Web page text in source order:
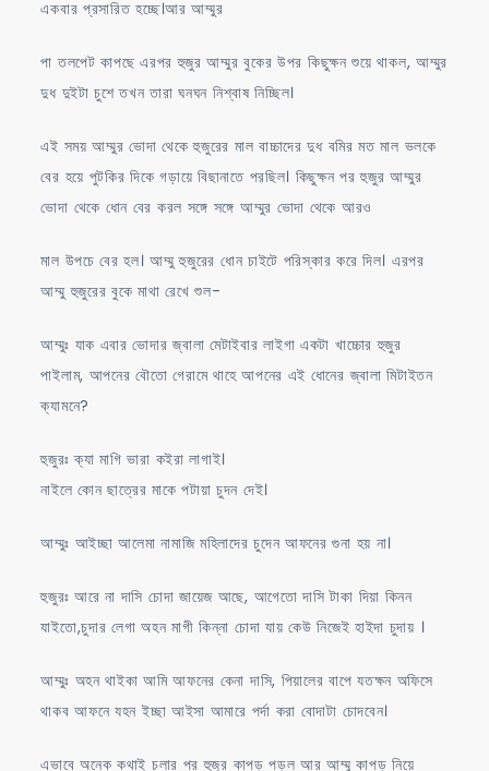
একবার প্রসারিত হচ্ছে।আর আম্মুর
পা তলপেট কাপছে এরপর হুজুর আম্মুর বুকের উপর কিছুক্ষন শুয়ে থাকল, আম্মুর
দুধ দুইটা চুশে তখন তারা ঘনঘন নিশ্বাষ নিচ্ছিল।
এই সময় আম্মুর ভোদা থেকে হুজুরের মাল বাচ্চাদের দুধ বমির মত মাল ভলকে
বের হয়ে পুটকির দিকে গড়ায়ে বিছানাতে পরছিল। কিছুক্ষন পর হুজুর আম্মুর
ভোদা থেকে ধোন বের করল সঙ্গে সঙ্গে আম্মুর ভোদা থেকে আরও
মাল উপচে বের হল। আম্মু হুজুরের ধোন চাইটে পরিস্কার করে দিল। এরপর
আম্মু হুজুরের বুকে মাথা রেখে শুল-
আম্মুঃ যাক এবার ভোদার জ্বালা মেটাইবার লাইগা একটা খাচ্চোর হুজুর
পাইলাম, আপনের বৌতো গেরামে থাহে আপনের এই ধোনের জ্বালা মিটাইতন
ক্যামনে?
হুজুরঃ ক্যা মাগি ভারা কইরা লাগাই।
নাইলে কোন ছাত্রের মাকে পটায়া চুদন দেই।
আম্মুঃ আইচ্ছা আলেমা নামাজি মহিলাদের চুদেন আফনের গুনা হয় না।
হুজুরঃ আরে না দাসি চোদা জায়েজ আছে, আগেতো দাসি টাকা দিয়া কিনন
যাইতো,চুদার লেগা অহন মাগী কিন্না চোদা যায় কেউ নিজেই হাইদা চুদায় ।
আম্মুঃ অহন থাইকা আমি আফনের কেনা দাসি, পিয়ালের বাপে যতক্ষন অফিসে
থাকব আফনে যহন ইচ্ছা আইসা আমারে পর্দা করা বোদাটা চোদবেন।
এভাবে অনেক কথাই চলার পর হুজুর কাপড় পড়ল আর আম্মু কাপড় নিয়ে